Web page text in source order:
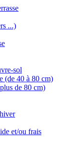
...)
sol
(de 40 à 80 cm)
de 80 cm)
et/ou frais